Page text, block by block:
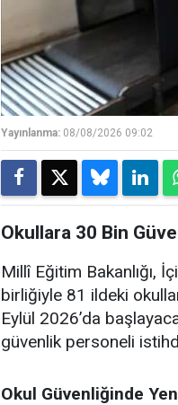
Yayınlanma: 08/08/2026 09:02
Okullara 30 Bin
Millî Eğitim Bakanlığı,
birliğiyle 81 ildeki
Eylül 2026’da
güvenlik personeli
Okul Güvenliğinde